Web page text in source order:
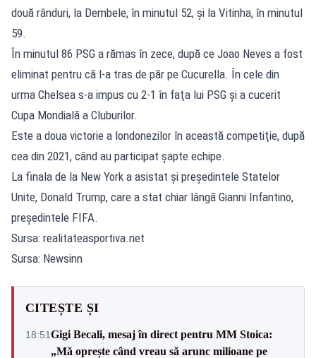
două rânduri, la Dembele, în minutul 52, şi la Vitinha, în minutul
59.
În minutul 86 PSG a rămas în zece, după ce Joao Neves a fost
eliminat pentru că l-a tras de păr pe Cucurella. În cele din
urma Chelsea s-a impus cu 2-1 în faţa lui PSG şi a cucerit
Cupa Mondială a Cluburilor.
Este a doua victorie a londonezilor în această competiţie, după
cea din 2021, când au participat şapte echipe.
La finala de la New York a asistat şi preşedintele Statelor
Unite, Donald Trump, care a stat chiar lângă Gianni Infantino,
preşedintele FIFA.
Sursa: realitateasportiva.net
Sursa: Newsinn
CITEȘTE ȘI
18:51Gigi Becali, mesaj în direct pentru MM Stoica:
„Mă oprește când vreau să arunc milioane pe